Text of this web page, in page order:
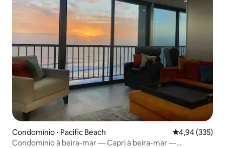
Condomínio ⋅ Pacific Beach 4,94 de uma
4,94 (335)
Condomínio à beira-mar — Capri à beira-mar —